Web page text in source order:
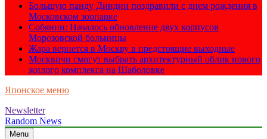
Большую панду Диндин поздравили с днем рождения в
Московском зоопарке
Собянин: Началось обновление двух корпусов
Морозовской больницы
Жара вернется в Москву в предстоящие выходные
Москвичи смогут выбрать архитектурный облик нового
жилого комплекса на Шаболовке
Японское меню
Newsletter
Random News
Menu